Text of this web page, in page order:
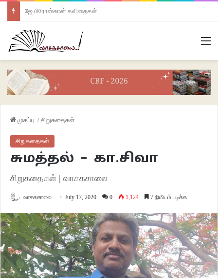
ஜே.பிரோஸ்கான் கவிதைகள்
முகப்பு / சிறுகதைகள்
சிறுகதைகள்
சுமத்தல் – கா.சிவா
சிறுகதைகள் | வாசகசாலை
வாசகசாலை July 17, 2020 0 1,124 7 நிமிடம் படிக்க